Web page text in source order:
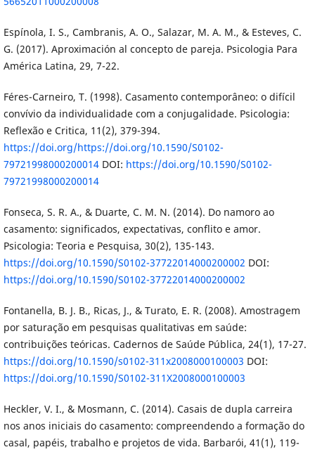
Espínola, I. S., Cambranis, A. O., Salazar, M. A. M., & Esteves, C.
G. (2017). Aproximación al concepto de pareja. Psicologia Para
América Latina, 29, 7-22.
Féres-Carneiro, T. (1998). Casamento contemporâneo: o difícil
convívio da individualidade com a conjugalidade. Psicologia:
Reflexão e Critica, 11(2), 379-394.
https://doi.org/https://doi.org/10.1590/S0102-
79721998000200014DOI: https://doi.org/10.1590/S0102-
79721998000200014
Fonseca, S. R. A., & Duarte, C. M. N. (2014). Do namoro ao
casamento: significados, expectativas, conflito e amor.
Psicologia: Teoria e Pesquisa, 30(2), 135-143.
https://doi.org/10.1590/S0102-37722014000200002 DOI:
https://doi.org/10.1590/S0102-37722014000200002
Fontanella, B. J. B., Ricas, J., & Turato, E. R. (2008). Amostragem
por saturação em pesquisas qualitativas em saúde:
contribuições teóricas. Cadernos de Saúde Pública, 24(1), 17-27.
https://doi.org/10.1590/s0102-311x2008000100003 DOI:
https://doi.org/10.1590/S0102-311X2008000100003
Heckler, V. I., & Mosmann, C. (2014). Casais de dupla carreira
nos anos iniciais do casamento: compreendendo a formação do
casal, papéis, trabalho e projetos de vida. Barbarói, 41(1), 119-